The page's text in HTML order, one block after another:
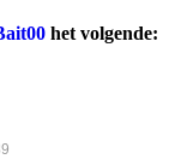
het volgende: